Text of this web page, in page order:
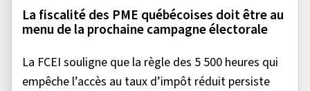
La fiscalité des PME québécoises doit être au
menu de la prochaine campagne électorale
La FCEI souligne que la règle des 5 500 heures qui
empêche l’accès au taux d’impôt réduit persiste